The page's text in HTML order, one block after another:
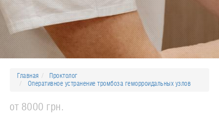
Главная
Проктолог
Оперативное устранение тромбоза геморроидальных узлов
от 8000 грн.